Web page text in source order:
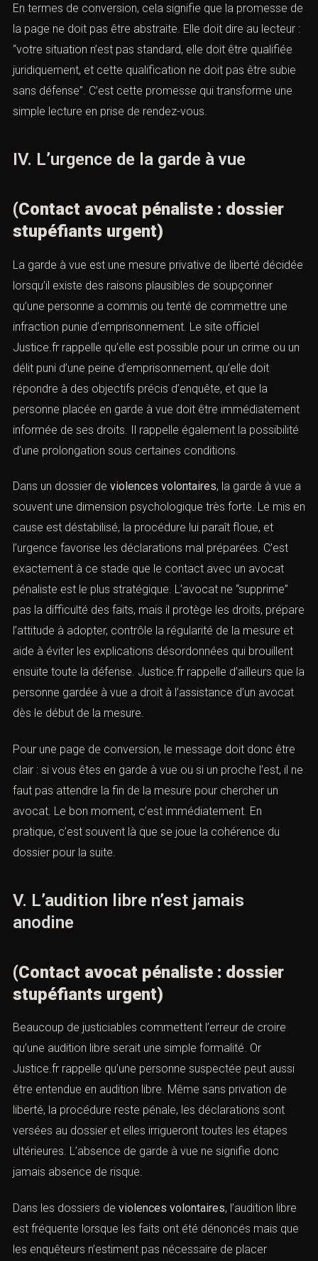
En termes de conversion, cela signifie que la promesse
de la page ne doit pas être abstraite. Elle doit dire au
lecteur : “votre situation n’est pas standard, elle doit être
qualifiée juridiquement, et cette qualification ne doit pas
être subie sans défense”. C’est cette promesse qui
(Contact avocat pénaliste : dossier
Lagarde à vueest une mesure privative de liberté
décidée lorsqu’il existe des raisons plausibles de
soupçonner qu’une personne a commis ou tenté de
commettre une infraction punie d’emprisonnement. Le
site officiel Justice.fr rappelle qu’elle est possible pour
un crime ou un délit puni d’une peine d’emprisonnement,
qu’elle doit répondre à des objectifs précis d’enquête, et
que la personne placée en garde à vue doit être
immédiatement informée de ses droits. Il rappelle
certaines conditions.
Dans un dossier deviolences volontaires, la garde à vue
a souvent une dimension psychologique très forte. Le
mis en cause est déstabilisé, la procédure lui paraît
floue, et l’urgence favorise les déclarations mal
préparées. C’est exactement à ce stade que le contact
avec un avocat pénaliste est le plus stratégique.
L’avocat ne “supprime” pas la difficulté des faits, mais il
protège les droits, prépare l’attitude à adopter, contrôle
la régularité de la mesure et aide à éviter les explications
désordonnées qui brouillent ensuite toute la défense.
vue a droit à l’assistance d’un avocat dès le début de la
mesure.
Pour une page de conversion, le message doit donc
être clair : si vous êtes en garde à vue ou si un proche
l’est, il ne faut pas attendre la fin de la mesure pour
immédiatement. En pratique, c’est souvent là que se
joue la cohérence du dossier pour la suite.
V. L’audition libre n’est jamais
anodine
(Contact avocat pénaliste : dossier
stupéfiants urgent)
Beaucoup de justiciables commettent l’erreur de croire
qu’une audition libre serait une simple formalité. Or
Justice.fr rappelle qu’une personne suspectée peut aussi
être entendue en audition libre. Même sans privation de
liberté, la procédure reste pénale, les déclarations sont
ultérieures. L’absence de garde à vue ne signifie donc
jamais absence de risque.